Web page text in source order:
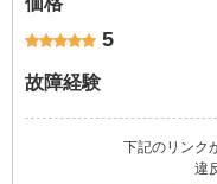
5
故障経験
下記のリンク
違